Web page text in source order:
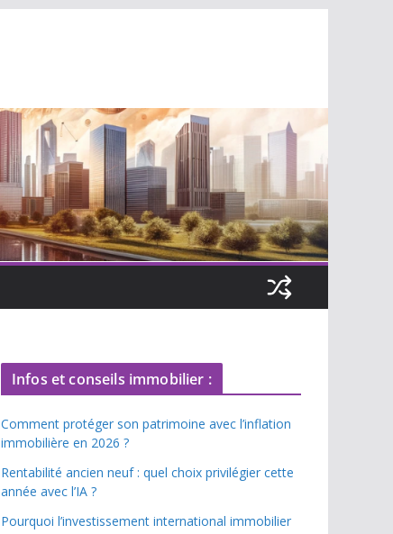
Infos et conseils immobilier :
Comment protéger son patrimoine avec l’inflation
immobilière en 2026 ?
Rentabilité ancien neuf : quel choix privilégier cette
année avec l’IA ?
Pourquoi l’investissement international immobilier